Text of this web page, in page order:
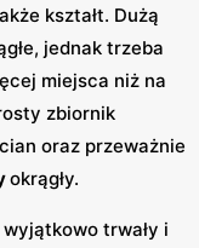
kształt. Dużą
jednak trzeba
miejsca niż na
zbiornik
oraz przeważnie
okrągły.
trwały i